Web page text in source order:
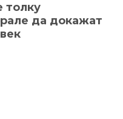
толку
да докажат